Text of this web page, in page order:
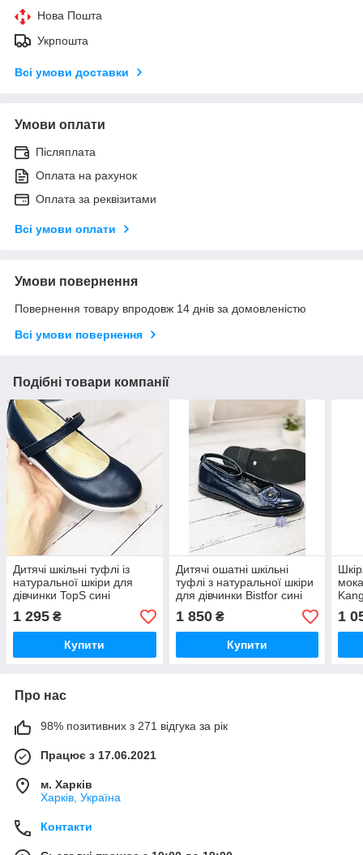
Нова Пошта
Укрпошта
Всі умови доставки
Умови оплати
Післяплата
Оплата на рахунок
Оплата за реквізитами
Всі умови оплати
Умови повернення
Повернення товару впродовж 14 днів за домовленістю
Всі умови повернення
Подібні товари компанії
Дитячі шкільні туфлі із
натуральної шкіри для
дівчинки TopS сині
1 295 ₴
Купити
Дитячі ошатні шкільні
туфлі з натуральної шкіри
для дівчинки Bistfor сині
1 850₴
Купити
1
Про нас
98% позитивних з 271 відгука за рік
Працює з 17.06.2021
м. Харків
Харків, Україна
Контакти